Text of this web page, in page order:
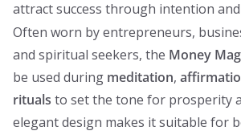
attract success through intention
Often worn by entrepreneurs,
and spiritual seekers, the Money
be used during meditation,
rituals to set the tone for prosperity
elegant design makes it suitable for